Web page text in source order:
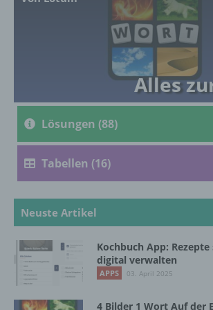
Alles
Lösungen (88)
Tabellen (16)
Neuste Artikel
Kochbuch App:
digital verwalten
APPS 03. April 2025
4 Bilder 1 Wort Auf der
genetischen, psychischen,
kulturellen oder sozialen
natürlichen Person sind,
Betroffene Person ist jede
identifizierbare natürliche
personenbezogene Daten von
Verarbeitung Verantwortlichen
Verarbeitung ist jeder mit oder
automatisierter Verfahren